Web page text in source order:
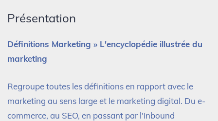
Présentation
Définitions Marketing » L'encyclopédie illustrée du
marketing
Regroupe toutes les définitions en rapport avec le
marketing au sens large et le marketing digital. Du e-
commerce, au SEO, en passant par l'Inbound